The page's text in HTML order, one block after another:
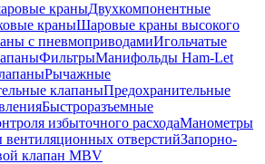
краныДвухкомпонентные
краныШаровые краны высокого
с пневмоприводамиИгольчатые
ФильтрыМанифольды Ham-Let
Рычажные
клапаныПредохранительные
Быстроразъемные
избыточного расходаМанометры
отверстийЗапорно-
клапан MBV